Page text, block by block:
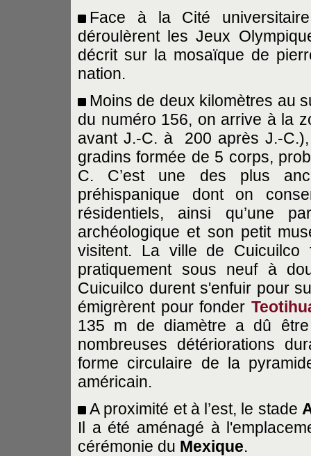
Face à la Cité
déroulèrent les Jeux
décrit sur la mosaïque de
nation.
Moins de deux kilomètres au
du numéro 156, on arrive à la
avant J.-C. à 200 après J.-
gradins formée de 5 corps,
C. C’est une des plus
préhispanique dont on
résidentiels, ainsi qu’une
archéologique et son petit
visitent. La ville de
pratiquement sous neuf à
Cuicuilco durent s'enfuir pour
émigrèrent pour fonder
135 m de diamètre a dû
nombreuses détériorations
forme circulaire de la
américain.
A proximité et à l’est, le stade
Il a été aménagé à
cérémonie du Mexique.